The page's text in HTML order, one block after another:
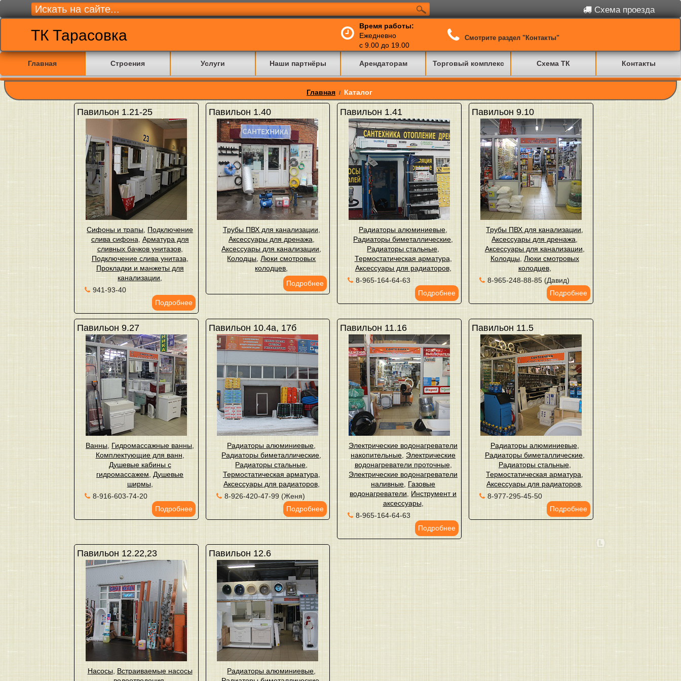
Схема проезда
ТК Тарасовка
Время работы:
Ежедневно
с 9.00 до 19.00
Смотрите раздел "Контакты"
Главная Строения Услуги Наши партнёры Арендаторам Торговый комплекс Схема ТК Контакты
Главная / Каталог
Павильон 1.21-25
Сифоны и трапы Подключение
слива сифона Арматура для
сливных бачков унитазов,
Подключение слива унитаза
Прокладки и манжеты для
канализации
941-93-40
Подробнее
Павильон 1.40
Трубы ПВХ для канализации
Аксессуары для дренажа
Аксессуары для канализации
Колодцы ,Люки смотровых
колодцев
Подробнее
Павильон 1.41
Радиаторы алюминиевые
Радиаторы биметаллические
Радиаторы стальные
Термостатическая арматура
Аксессуары для радиаторов,
8-965-164-64-63
Подробнее
Павильон 9.10
Трубы ПВХ для канализации
Аксессуары для дренажа
Аксессуары для канализации
Колодцы, Люки смотровых
колодцев,
8-965-248-88-85 (Давид)
Подробнее
Павильон 9.27
Ванны Гидромассажные ванны
Комплектующие для ванн
Душевые кабины с
гидромассажем
Душевые
ширмы,
8-916-603-74-20
Подробнее
Павильон 10.4а, 17б
Радиаторы алюминиевые
Радиаторы биметаллические
Радиаторы стальные
Термостатическая арматура
Аксессуары для радиаторов,
8-926-420-47-99 (Женя)
Подробнее
Павильон 11.16
Электрические водонагреватели
накопительные ,Электрические
водонагреватели проточные,
Электрические водонагреватели
наливные Газовые
водонагреватели
Инструмент и
аксессуары,
8-965-164-64-63
Подробнее
Павильон 11.5
Радиаторы алюминиевые,
Радиаторы биметаллические,
Радиаторы стальные,
Термостатическая арматура
Аксессуары для радиаторов
8-977-295-45-50
Подробнее
Павильон 12.22,23
Насосы, Встраиваемые насосы
Павильон 12.6
Радиаторы алюминиевые